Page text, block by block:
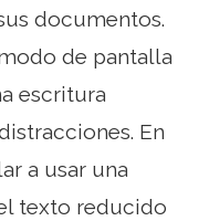
documentos.
de pantalla
escritura
En
a usar una
texto reducido